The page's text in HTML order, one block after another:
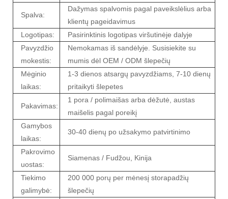
Spalva:
Dažymas spalvomis pagal paveikslėlius arba
klientų pageidavimus
Logotipas:
Pasirinktinis logotipas viršutinėje dalyje
Pavyzdžio
mokestis:
Nemokamas iš sandėlyje. Susisiekite su
mumis dėl OEM / ODM šlepečių
Mėginio
laikas:
1-3 dienos atsargų pavyzdžiams, 7-10 dienų
pritaikyti šlepetes
Pakavimas:
1 pora / polimaišas arba dėžutė, austas
maišelis pagal poreikį
Gamybos
laikas:
30-40 dienų po užsakymo patvirtinimo
Pakrovimo
uostas:
Siamenas / Fudžou, Kinija
Tiekimo
galimybė:
200 000 porų per mėnesį storapadžių
šlepečių